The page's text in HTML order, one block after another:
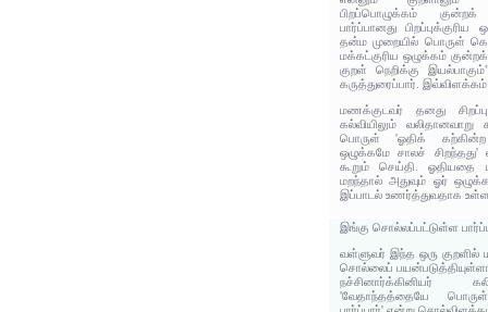
பிறப்பொழுக்கம்
பார்ப்பானது
தன்ம முறையில் பொருள்
மக்கட்குரிய ஒழுக்கம்
குறள் நெறிக்கு
கருத்துரைப்பார். இவ்விளக்கம்
மணக்குடவர் தனது
கல்வியிலும் வலிதானவாறு
பொருள் 'ஓதிக் கற்கின்ற
ஒழுக்கமே சாலச்
கூறும் செய்தி. ஓதியதை
மறந்தால் அதுவும் ஓர்
இப்பாடல் உணர்த்துவதாக
இங்கு சொல்லப்பட்டுள்ள
வள்ளுவர் இந்த ஒரு குறளில்
சொல்லைப்
நச்சினார்க்கினியர்
'வேதாந்தத்தையே